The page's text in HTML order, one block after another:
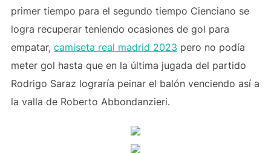
primer tiempo para el segundo tiempo Cienciano se
logra recuperar teniendo ocasiones de gol para
empatar, camiseta real madrid 2023 pero no podía
meter gol hasta que en la última jugada del partido
Rodrigo Saraz lograría peinar el balón venciendo así a
la valla de Roberto Abbondanzieri.